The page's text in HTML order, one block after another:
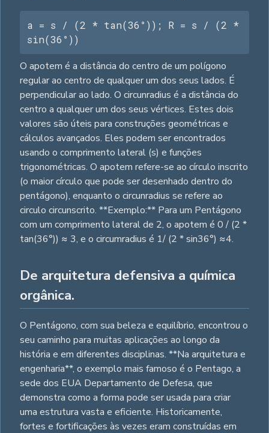
a = s / (2 * tan(36°)); R = s / (2 *
sin(36°))
O apotem é a distância do centro de um polígono
regular ao centro de qualquer um dos seus lados. É
perpendicular ao lado. O circunradius é a distância do
centro a qualquer um dos seus vértices. Estes dois
valores são úteis para construções geométricas e
cálculos avançados. Eles podem ser encontrados
usando o comprimento lateral (s) e funções
trigonométricas. O apotem refere-se ao círculo inscrito
(o maior círculo que pode ser desenhado dentro do
pentágono), enquanto o circunradius se refere ao
circulo circunscrito. **Exemplo:** Para um Pentágono
com um comprimento lateral de 2, o apotem é 0 / (2 *
tan(36°)) ≈ 3, e o circumradius é 1/ (2 * sin36°) ≈4.
De arquitetura defensiva a química
orgânica.
O Pentágono, com sua beleza e equilíbrio, encontrou o
seu caminho para muitas aplicações ao longo da
história e em diferentes disciplinas. **Na arquitetura e
engenharia**, o exemplo mais famoso é o Pentago, a
sede dos EUA Departamento de Defesa, que
demonstra como a forma pode ser usada para criar
uma estrutura vasta e eficiente. Historicamente,
fortes e fortificações às vezes eram construídas em